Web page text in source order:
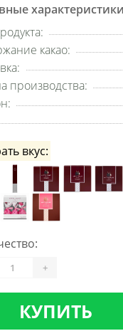
характеристики
какао:
производства:
вкус:
+
КУПИТЬ